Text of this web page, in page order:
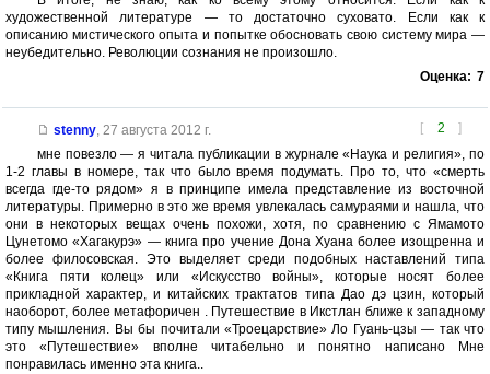
художественной литературе — то достаточно суховато. Если как к
описанию мистического опыта и попытке обосновать свою систему мира —
неубедительно. Революции сознания не произошло.
Оценка: 7
[ 2 ]
stenny, 27 августа 2012 г.
мне повезло — я читала публикации в журнале «Наука и религия», по
1-2 главы в номере, так что было время подумать. Про то, что «смерть
всегда где-то рядом» я в принципе имела представление из восточной
литературы. Примерно в это же время увлекалась самураями и нашла, что
они в некоторых вещах очень похожи, хотя, по сравнению с Ямамото
Цунетомо «Хагакурэ» — книга про учение Дона Хуана более изощренна и
более филосовская. Это выделяет среди подобных наставлений типа
«Книга пяти колец» или «Искусство войны», которые носят более
прикладной характер, и китайских трактатов типа Дао дэ цзин, который
наоборот, более метафоричен . Путешествие в Икстлан ближе к западному
типу мышления. Вы бы почитали «Троецарствие» Ло Гуань-цзы — так что
это «Путешествие» вполне читабельно и понятно написано Мне
понравилась именно эта книга..